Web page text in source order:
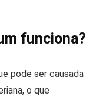
funciona?
pode ser causada
o que